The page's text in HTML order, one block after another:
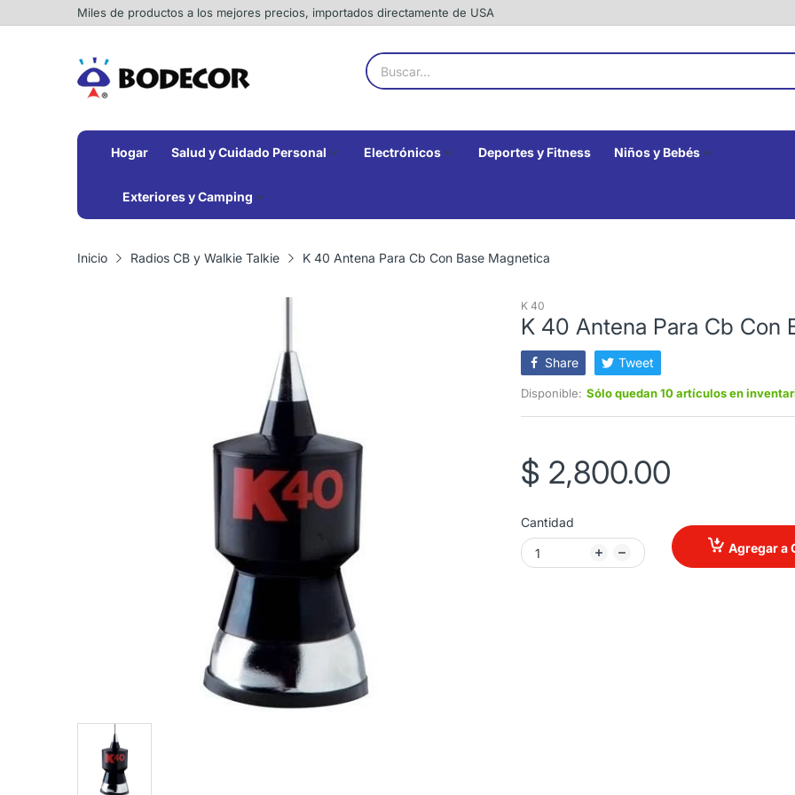
Miles de productos a los mejores precios, importados directamente de USA
Hogar Salud y Cuidado Personal Electrónicos Deportes y Fitness Niños y Bebés
Exteriores y Camping
Inicio Radios CB y Walkie Talkie K 40 Antena Para Cb Con Base Magnetica
K 40
K 40 Antena Para Cb Con
Share Tweet
Disponible: Sólo quedan 10 artículos en
$ 2,800.00
Cantidad
Agregar a